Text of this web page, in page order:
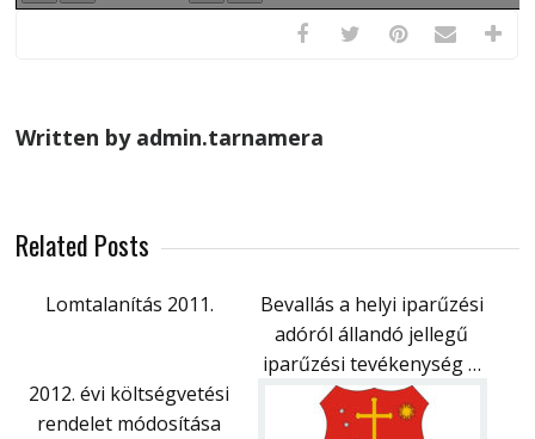
Written by admin.tarnamera
Related Posts
Lomtalanítás 2011.
Bevallás a helyi iparűzési
adóról állandó jellegű
iparűzési tevékenység …
2012. évi költségvetési
rendelet módosítása